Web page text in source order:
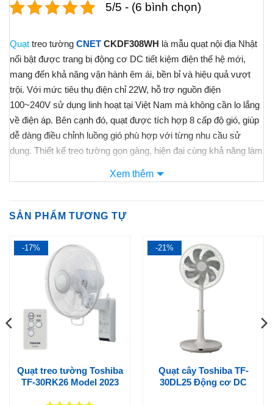
5/5 - (6 bình chọn)
Quạt treo tường CNET CKDF308WH là mẫu quạt nội địa Nhật
nổi bật được trang bị động cơ DC tiết kiệm điện thế hệ mới,
mang đến khả năng vận hành êm ái, bền bỉ và hiệu quả vượt
trội. Với mức tiêu thụ điện chỉ 22W, hỗ trợ nguồn điện
100~240V sử dụng linh hoạt tại Việt Nam mà không cần lo lắng
về điện áp. Bên cạnh đó, quạt được tích hợp 8 cấp độ gió, giúp
dễ dàng điều chỉnh luồng gió phù hợp với từng nhu cầu sử
dụng. Thiết kế treo tường gọn gàng, hiện đại cùng khả năng làm
cho phòng ngủ, phòng khách, văn phòng hay các không gian
CùngNội Địa Nhật Storetìm hiểu xem mẫu quạt treo tường này
có gì đặc biệt nhé:
Xem thêm
SẢN PHẨM TƯƠNG TỰ
-17%
Quạt treo tường Toshiba
TF-30RK26 Model 2023
-21%
Quạt cây Toshiba TF-
30DL25 Động cơ DC